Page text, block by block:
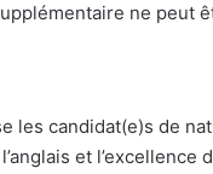
ne peut
les candidat(e)s de
et l’excellence